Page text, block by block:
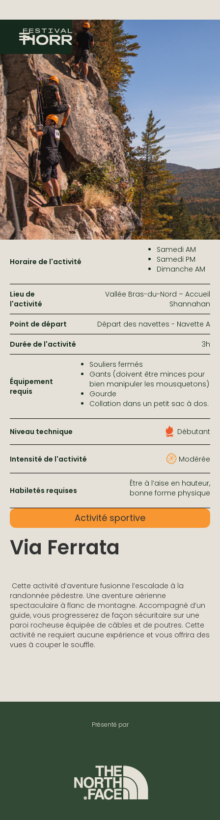
Horaire de l'activité
Samedi AM
Samedi PM
Dimanche AM
Lieu de
l'activité
Vallée Bras-du-Nord – Accueil
Shannahan
Point de départ Départ des navettes - Navette A
Durée de l'activité 3h
Équipement
requis
Souliers fermés
Gants (doivent être minces pour
bien manipuler les mousquetons)
Gourde
Collation dans un petit sac à dos.
Niveau technique Débutant
Intensité de l'activité Modérée
Habiletés requises
Être à l’aise en hauteur,
bonne forme physique
Activité sportive
Via Ferrata
Cette activité d’aventure fusionne l’escalade à la
randonnée pédestre. Une aventure aérienne
spectaculaire à flanc de montagne. Accompagné d’un
guide, vous progresserez de façon sécuritaire sur une
paroi rocheuse équipée de câbles et de poutres. Cette
activité ne requiert aucune expérience et vous offrira des
vues à couper le souffle.
Présenté par